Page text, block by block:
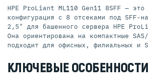
HPE ProLiant ML110 Gen11 8SFF — это
конфигурация с 8 отсеками под SFF-
2,5" для башенного сервера HPE
Она ориентирована на компактные
подходит для офисных, филиальных и
КЛЮЧЕВЫЕ